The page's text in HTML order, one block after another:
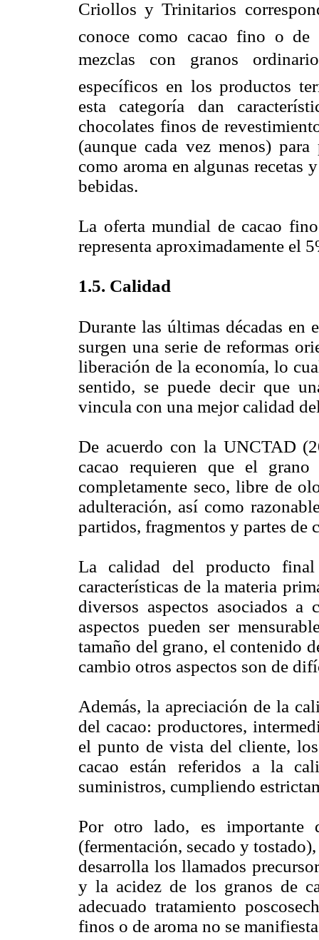
Criollos y Trinitarios
conoce como cacao fino o de
mezclas con granos
específicos en los productos
esta categoría dan
chocolates finos de
(aunque cada vez menos)
como aroma en algunas recetas
bebidas.
La oferta mundial de cacao
representa aproximadamente el
1.5. Calidad
Durante las últimas décadas en
surgen una serie de reformas
liberación de la economía, lo
sentido, se puede decir que
vincula con una mejor calidad
De acuerdo con la UNCTAD
cacao requieren que el grano
completamente seco, libre de
adulteración, así como
partidos, fragmentos y partes de
La calidad del producto final
características de la materia
diversos aspectos asociados
aspectos pueden ser
tamaño del grano, el contenido
cambio otros aspectos son de
Además, la apreciación de la
del cacao: productores,
el punto de vista del cliente,
cacao están referidos a la
suministros, cumpliendo
Por otro lado, es importante
(fermentación, secado y
desarrolla los llamados
y la acidez de los granos de
adecuado tratamiento
finos o de aroma no se